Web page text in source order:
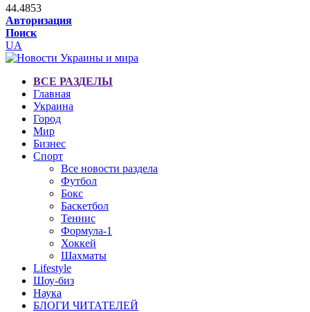
44.4853
Авторизация
Поиск
UA
ВСЕ РАЗДЕЛЫ
Главная
Украина
Город
Мир
Бизнес
Спорт
Все новости раздела
Футбол
Бокс
Баскетбол
Теннис
Формула-1
Хоккей
Шахматы
Lifestyle
Шоу-биз
Наука
БЛОГИ ЧИТАТЕЛЕЙ